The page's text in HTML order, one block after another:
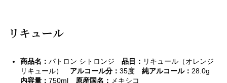
リキュール
商品名： パトロン シトロンジ 品目： リキュール（オレンジ
リキュール） アルコール分： 35度 純アルコール： 28.0g
内容量： 750ml 原産国名： メキシコ